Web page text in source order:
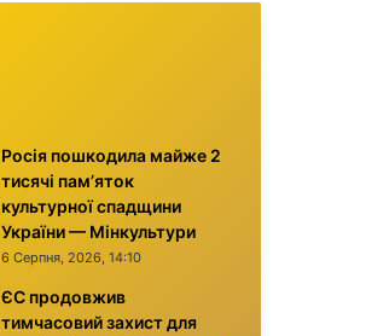
Росія пошкодила майже 2
тисячі пам’яток
культурної спадщини
України — Мінкультури
6 Серпня, 2026, 14:10
ЄС продовжив
тимчасовий захист для